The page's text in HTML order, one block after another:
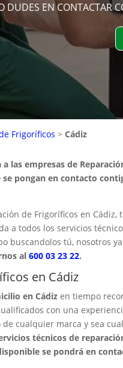
DUDES EN CONTACTAR
Frigoríficos > Cádiz
las empresas de
pongan en contacto
de Frigoríficos en Cádiz,
a todos los servicios
buscandolos tú, nosotros
al 600 03 23 22.
en Cádiz
en Cádiz en tiempo
con una
cualquier marca y sea
técnicos de
se pondrá en